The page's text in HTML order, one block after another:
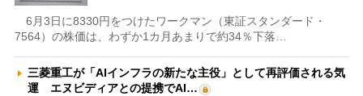
6月3日に8330円をつけたワークマン（東証スタンダード・
7564）の株価は、わずか1カ月あまりで約34％下落…
三菱重工が「AIインフラの新たな主役」として再評価される気
運 エヌビディアとの提携でAI…